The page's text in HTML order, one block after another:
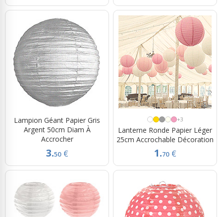
Lampion Géant Papier Gris
Argent 50cm Diam À
Accrocher
3.50 €
+3
Lanterne Ronde Papier Léger
25cm Accrochable Décoration
1.70 €